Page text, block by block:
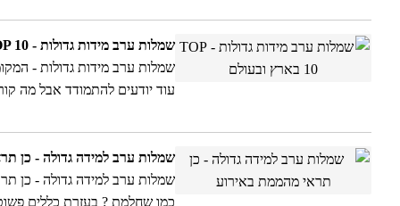
שמלות ערב מידות גדולות - TOP 10 בארץ ובעולם
שמלות ערב מידות גדולות -
עוד יודעים להתמודד אבל מה
שמלות ערב למידה גדולה - כן
כמו שחלמת ? בעזרת כללים